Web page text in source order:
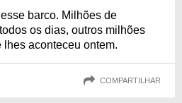
barco. Milhões de
os dias, outros milhões
aconteceu ontem.
COMPARTILHAR